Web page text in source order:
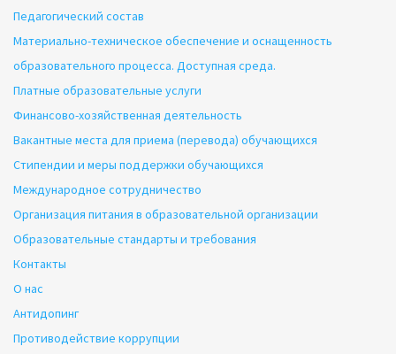
Педагогический состав
Материально-техническое обеспечение и оснащенность
образовательного процесса. Доступная среда.
Платные образовательные услуги
Финансово-хозяйственная деятельность
Вакантные места для приема (перевода) обучающихся
Стипендии и меры поддержки обучающихся
Международное сотрудничество
Организация питания в образовательной организации
Образовательные стандарты и требования
Контакты
О нас
Антидопинг
Противодействие коррупции